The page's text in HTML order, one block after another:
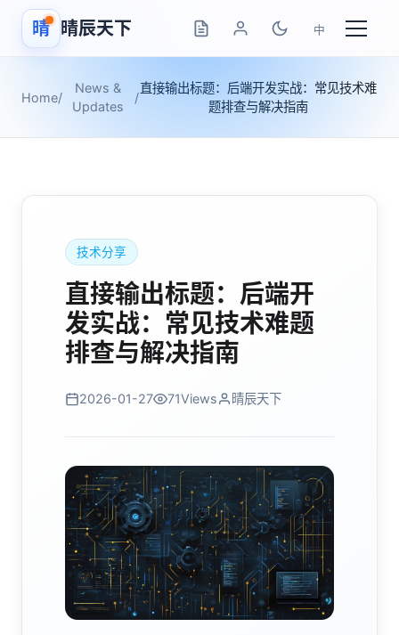
晴 晴辰天下 中
Home/
News &
Updates
/
直接输出标题：后端开发实战：常见技术难
题排查与解决指南
技术分享
直接输出标题：后端开
发实战：常见技术难题
排查与解决指南
2026-01-27 71Views 晴辰天下